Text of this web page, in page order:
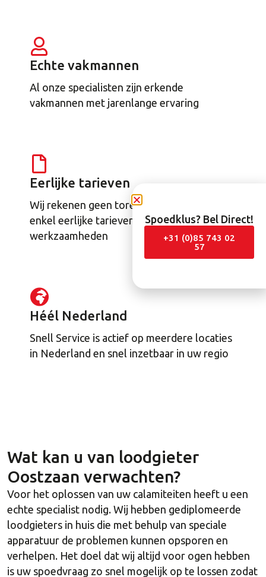
Echte vakmannen
Al onze specialisten zijn erkende
vakmannen met jarenlange ervaring
Eerlijke tarieven
Wij rekenen geen torenhoge tarieven,
enkel eerlijke tarieven voor de uitgevoerde
werkzaamheden
Héél Nederland
Snell Service is actief op meerdere locaties
in Nederland en snel inzetbaar in uw regio
Wat kan u van loodgieter
Oostzaan verwachten?
Voor het oplossen van uw calamiteiten heeft u een
echte specialist nodig. Wij hebben gediplomeerde
loodgieters in huis die met behulp van speciale
apparatuur de problemen kunnen opsporen en
verhelpen. Het doel dat wij altijd voor ogen hebben
is uw spoedvraag zo snel mogelijk op te lossen zodat
Spoedklus? Bel Direct!
+31 (0)85 743 02
57